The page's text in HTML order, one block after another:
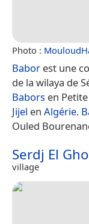
Photo :
Babor est une
de la wilaya de
Babors en
Jijel en Algérie.
Ouled
Serdj El
village